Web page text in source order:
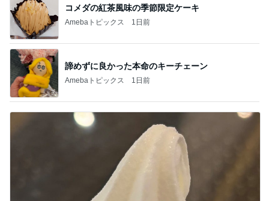
諦めずに良かった本命のキーチェーン
Amebaトピックス 1日前
美味しくて勉強になったソフトクリーム